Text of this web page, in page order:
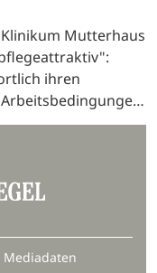
Klinikum Mutterhaus
ihren
Mediadaten